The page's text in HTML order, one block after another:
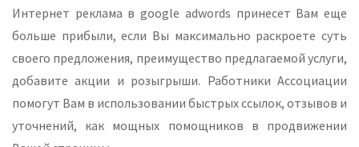
Интернет реклама в google adwords принесет Вам еще
больше прибыли, если Вы максимально раскроете суть
своего предложения, преимущество предлагаемой услуги,
добавите акции и розыгрыши. Работники Ассоциации
помогут Вам в использовании быстрых ссылок, отзывов и
уточнений, как мощных помощников в продвижении